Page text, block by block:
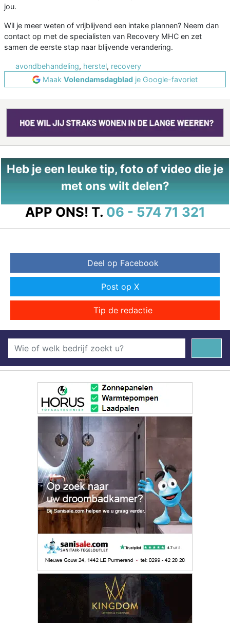
jou.
Wil je meer weten of vrijblijvend een intake plannen? Neem dan
contact op met de specialisten van Recovery MHC en zet
samen de eerste stap naar blijvende verandering.
avondbehandeling, herstel, recovery
Maak Volendamsdagblad je Google-favoriet
Heb je een leuke tip, foto of video die je
met ons wilt delen?
APP ONS! T. 06 - 574 71 321
Deel op Facebook
Post op X
Tip de redactie